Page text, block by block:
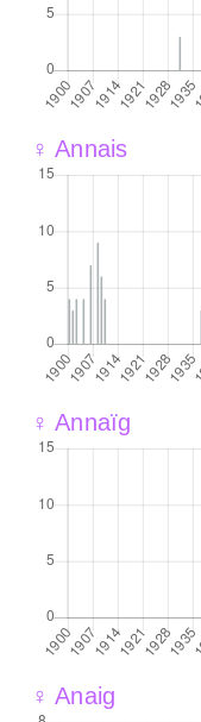
♀ Annais
♀ Annaïg
♀ Anaig